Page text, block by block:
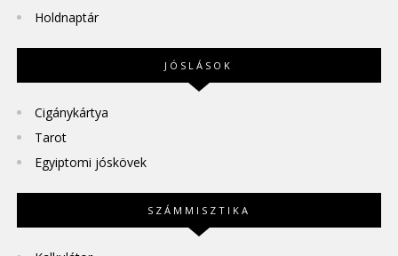
Holdnaptár
JÓSLÁSOK
Cigánykártya
Tarot
Egyiptomi jóskövek
SZÁMMISZTIKA